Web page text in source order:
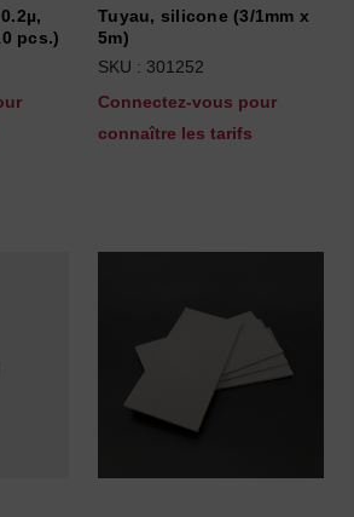
pcs.)
Tuyau, silicone (3/1mm x
5m)
SKU : 301252
Connectez-vous pour
connaître les tarifs